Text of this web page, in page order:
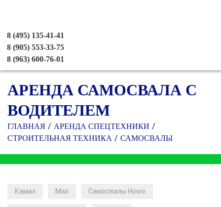
8 (495) 135-41-41
8 (905) 553-33-75
8 (963) 600-76-01
АРЕНДА САМОСВАЛА С
ВОДИТЕЛЕМ
ГЛАВНАЯ
АРЕНДА СПЕЦТЕХНИКИ
СТРОИТЕЛЬНАЯ ТЕХНИКА
САМОСВАЛЫ
Камаз Маз Самосвалы Howo